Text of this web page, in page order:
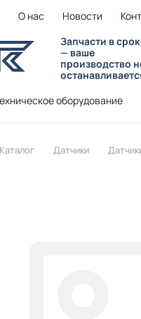
О нас Новости
Запчасти в срок
— ваше
производство
оборудование
Каталог Датчики